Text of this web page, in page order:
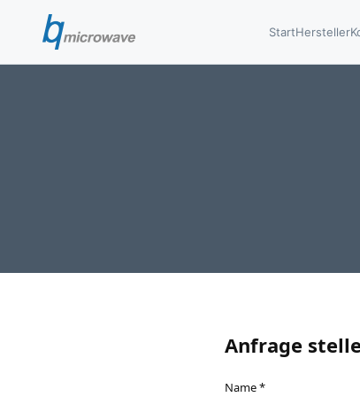
StartHersteller
Anfrage
Name *